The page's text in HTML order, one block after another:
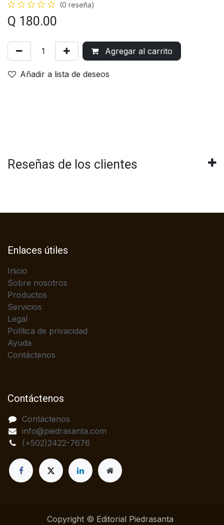
(0 reseña)
Q 180.00
Agregar al carrito
Añadir a lista de deseos
Reseñas de los clientes
Enlaces útiles
Inicio
Sobre nosotros
Productos
Servicios
Legal
Política de privacidad
Ayuda
Contáctenos
Contáctenos
Contáctenos
info@piedrasanta.com
(+502)2422-7676
Copyright © Editorial Piedrasanta